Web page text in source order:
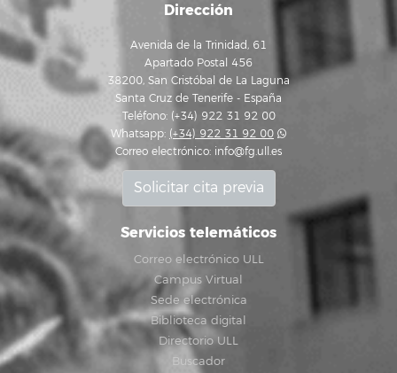
Dirección
Avenida de la Trinidad, 61
Apartado Postal 456
38200, San Cristóbal de La Laguna
Santa Cruz de Tenerife - España
Teléfono: (+34) 922 31 92 00
Whatsapp: (+34) 922 31 92 00
Correo electrónico: info@fg.ull.es
Solicitar cita previa
Servicios telemáticos
Correo electrónico ULL
Campus Virtual
Sede electrónica
Biblioteca digital
Directorio ULL
Buscador